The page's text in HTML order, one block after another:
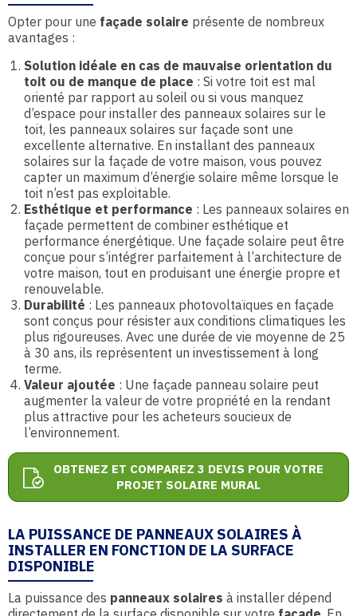
Opter pour une façade solaire présente de nombreux
avantages :
Solution idéale en cas de mauvaise orientation du
toit ou de manque de place : Si votre toit est mal
orienté par rapport au soleil ou si vous manquez
d’espace pour installer des panneaux solaires sur le
toit, les panneaux solaires sur façade sont une
excellente alternative. En installant des panneaux
solaires sur la façade de votre maison, vous pouvez
capter un maximum d’énergie solaire même lorsque le
toit n’est pas exploitable.
Esthétique et performance : Les panneaux solaires en
façade permettent de combiner esthétique et
performance énergétique. Une façade solaire peut être
conçue pour s’intégrer parfaitement à l’architecture de
votre maison, tout en produisant une énergie propre et
renouvelable.
Durabilité : Les panneaux photovoltaïques en façade
sont conçus pour résister aux conditions climatiques les
plus rigoureuses. Avec une durée de vie moyenne de 25
à 30 ans, ils représentent un investissement à long
terme.
Valeur ajoutée : Une façade panneau solaire peut
augmenter la valeur de votre propriété en la rendant
plus attractive pour les acheteurs soucieux de
l’environnement.
OBTENEZ ET COMPAREZ 3 DEVIS POUR VOTRE
PROJET SOLAIRE MURAL
LA PUISSANCE DE PANNEAUX SOLAIRES À
INSTALLER EN FONCTION DE LA SURFACE
DISPONIBLE
La puissance des panneaux solaires à installer dépend